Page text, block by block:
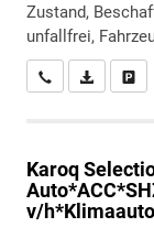
Zustand,
unfallfrei,
Wir rufen Sie an
PDF-
Karoq
v/